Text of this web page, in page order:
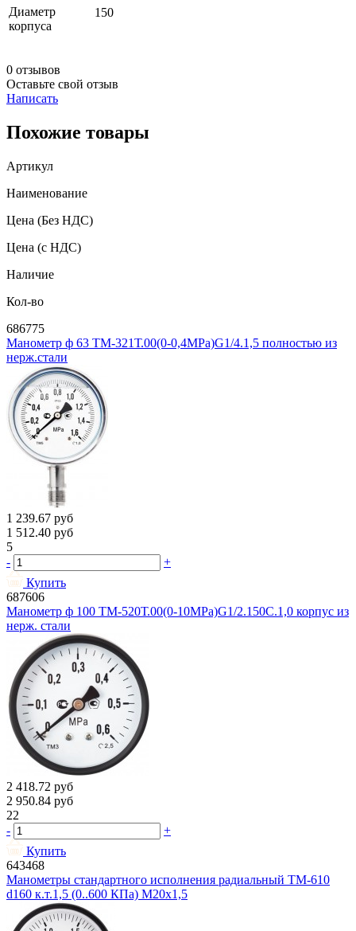
Диаметр
корпуса
150
0 отзывов
Оставьте свой отзыв
Написать
Похожие товары
Артикул
Наименование
Цена (Без НДС)
Цена (с НДС)
Наличие
Кол-во
686775
Манометр ф 63 ТМ-321Т.00(0-0,4MPa)G1/4.1,5 полностью из
нерж.стали
1 239.67 руб
1 512.40 руб
5
-
+
Купить
687606
Манометр ф 100 ТМ-520Т.00(0-10МРа)G1/2.150С.1,0 корпус из
нерж. стали
2 418.72 руб
2 950.84 руб
22
-
+
Купить
643468
Манометры стандартного исполнения радиальный ТМ-610
d160 к.т.1,5 (0..600 КПа) М20х1,5